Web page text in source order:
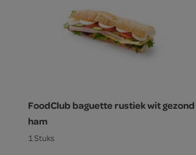
FoodClub baguette rustiek wit gezond
ham
1 Stuks